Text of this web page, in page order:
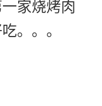
家烧烤肉
。。。